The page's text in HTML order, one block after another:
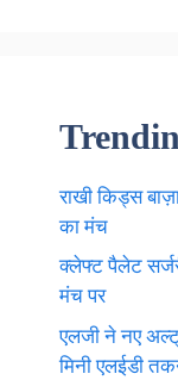
राखी किड्स
का मंच
क्लेफ्ट पैलेट
मंच पर
एलजी ने नए
मिनी एलईडी